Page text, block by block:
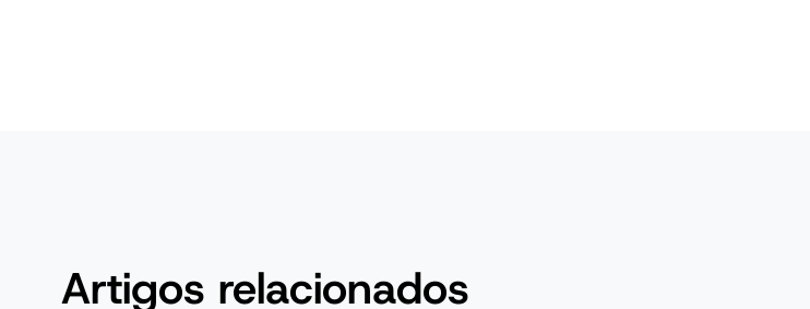
Artigos relacionados